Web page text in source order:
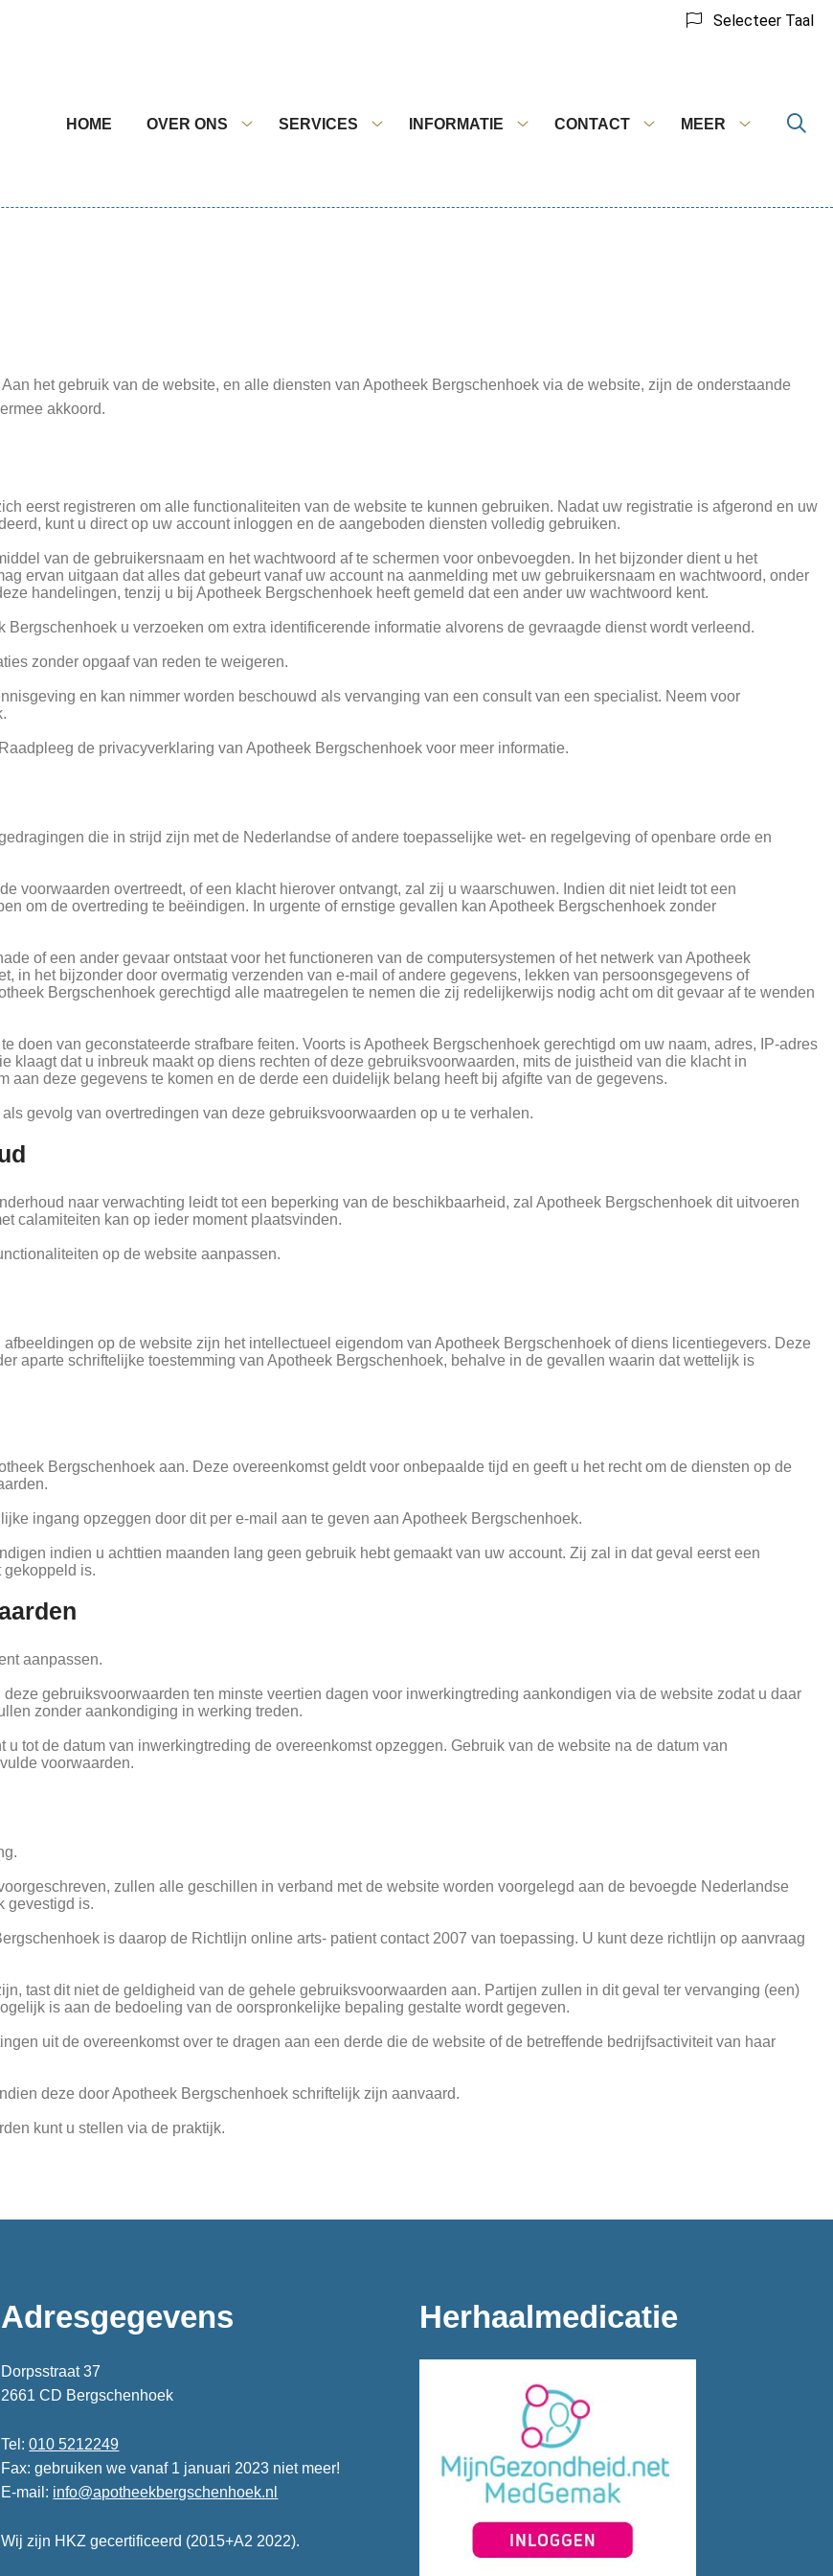
Selecteer Taal
HOME
OVER ONS
SERVICES
INFORMATIE
CONTACT
MEER
het gebruik van de website, en alle diensten van Apotheek Bergschenhoek via de website, zijn de onderstaande
akkoord.
eerst registreren om alle functionaliteiten van de website te kunnen gebruiken. Nadat uw registratie is afgerond en uw
kunt u direct op uw account inloggen en de aangeboden diensten volledig gebruiken.
van de gebruikersnaam en het wachtwoord af te schermen voor onbevoegden. In het bijzonder dient u het
ervan uitgaan dat alles dat gebeurt vanaf uw account na aanmelding met uw gebruikersnaam en wachtwoord, onder
handelingen, tenzij u bij Apotheek Bergschenhoek heeft gemeld dat een ander uw wachtwoord kent.
u verzoeken om extra identificerende informatie alvorens de gevraagde dienst wordt verleend.
zonder opgaaf van reden te weigeren.
en kan nimmer worden beschouwd als vervanging van een consult van een specialist. Neem voor
de privacyverklaring van Apotheek Bergschenhoek voor meer informatie.
die in strijd zijn met de Nederlandse of andere toepasselijke wet- en regelgeving of openbare orde en
voorwaarden overtreedt, of een klacht hierover ontvangt, zal zij u waarschuwen. Indien dit niet leidt tot een
om de overtreding te beëindigen. In urgente of ernstige gevallen kan Apotheek Bergschenhoek zonder
of een ander gevaar ontstaat voor het functioneren van de computersystemen of het netwerk van Apotheek
in het bijzonder door overmatig verzenden van e-mail of andere gegevens, lekken van persoonsgegevens of
Bergschenhoek gerechtigd alle maatregelen te nemen die zij redelijkerwijs nodig acht om dit gevaar af te wenden
doen van geconstateerde strafbare feiten. Voorts is Apotheek Bergschenhoek gerechtigd om uw naam, adres, IP-adres
klaagt dat u inbreuk maakt op diens rechten of deze gebruiksvoorwaarden, mits de juistheid van die klacht in
deze gegevens te komen en de derde een duidelijk belang heeft bij afgifte van de gegevens.
gevolg van overtredingen van deze gebruiksvoorwaarden op u te verhalen.
naar verwachting leidt tot een beperking van de beschikbaarheid, zal Apotheek Bergschenhoek dit uitvoeren
calamiteiten kan op ieder moment plaatsvinden.
op de website aanpassen.
op de website zijn het intellectueel eigendom van Apotheek Bergschenhoek of diens licentiegevers. Deze
aparte schriftelijke toestemming van Apotheek Bergschenhoek, behalve in de gevallen waarin dat wettelijk is
Bergschenhoek aan. Deze overeenkomst geldt voor onbepaalde tijd en geeft u het recht om de diensten op de
ingang opzeggen door dit per e-mail aan te geven aan Apotheek Bergschenhoek.
indien u achttien maanden lang geen gebruik hebt gemaakt van uw account. Zij zal in dat geval eerst een
gekoppeld is.
aanpassen.
gebruiksvoorwaarden ten minste veertien dagen voor inwerkingtreding aankondigen via de website zodat u daar
zonder aankondiging in werking treden.
tot de datum van inwerkingtreding de overeenkomst opzeggen. Gebruik van de website na de datum van
voorwaarden.
zullen alle geschillen in verband met de website worden voorgelegd aan de bevoegde Nederlandse
gevestigd is.
is daarop de Richtlijn online arts- patient contact 2007 van toepassing. U kunt deze richtlijn op aanvraag
tast dit niet de geldigheid van de gehele gebruiksvoorwaarden aan. Partijen zullen in dit geval ter vervanging (een)
is aan de bedoeling van de oorspronkelijke bepaling gestalte wordt gegeven.
uit de overeenkomst over te dragen aan een derde die de website of de betreffende bedrijfsactiviteit van haar
deze door Apotheek Bergschenhoek schriftelijk zijn aanvaard.
kunt u stellen via de praktijk.
Adresgegevens
Dorpsstraat 37
2661 CD Bergschenhoek
Tel:010 5212249
Fax: gebruiken we vanaf 1 januari 2023 niet meer!
E-mail: info@apotheekbergschenhoek.nl
Wij zijn HKZ gecertificeerd (2015+A2 2022).
Herhaalmedicatie